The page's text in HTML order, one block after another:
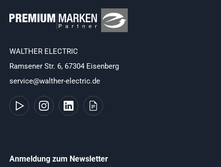
WALTHER ELECTRIC
Ramsener Str. 6, 67304 Eisenberg
service@walther-electric.de
Anmeldung zum Newsletter